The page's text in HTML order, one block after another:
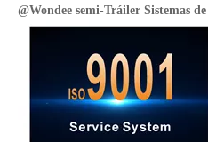
@Wondee semi-Tráiler Sistemas